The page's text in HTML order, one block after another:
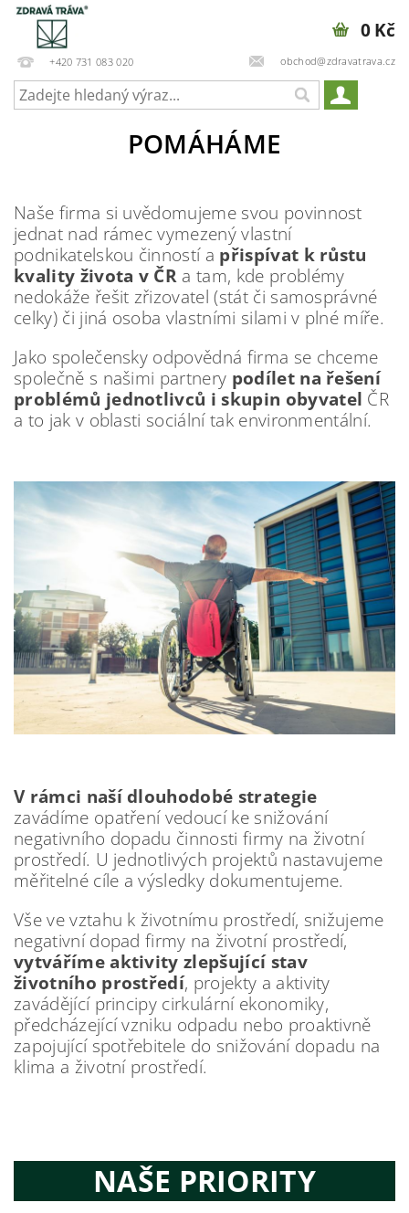
+420 731 083 020 obchod@zdravatrava.cz
0 Kč
POMÁHÁME
Naše firma si uvědomujeme svou povinnost
jednat nad rámec vymezený vlastní
podnikatelskou činností a přispívat k růstu
kvality života v ČR a tam, kde problémy
nedokáže řešit zřizovatel (stát či samosprávné
celky) či jiná osoba vlastními silami v plné míře.
Jako společensky odpovědná firma se chceme
společně s našimi partnery podílet na řešení
problémů jednotlivců i skupin obyvatel ČR
a to jak v oblasti sociální tak environmentální.
V rámci naší dlouhodobé strategie
zavádíme opatření vedoucí ke snižování
negativního dopadu činnosti firmy na životní
prostředí. U jednotlivých projektů nastavujeme
měřitelné cíle a výsledky dokumentujeme.
Vše ve vztahu k životnímu prostředí, snižujeme
negativní dopad firmy na životní prostředí,
vytváříme aktivity zlepšující stav
životního prostředí, projekty a aktivity
zavádějící principy cirkulární ekonomiky,
předcházející vzniku odpadu nebo proaktivně
zapojující spotřebitele do snižování dopadu na
klima a životní prostředí.
NAŠE PRIORITY